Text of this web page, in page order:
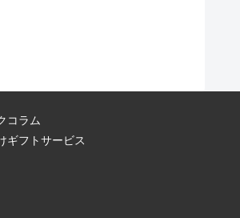
コラム
ギフトサービス